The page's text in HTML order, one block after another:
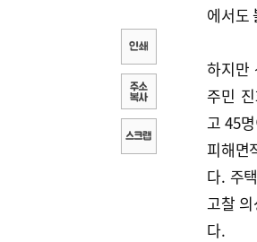
에서도
하지만
주민
고 45
피해면
다. 주
고찰
다.